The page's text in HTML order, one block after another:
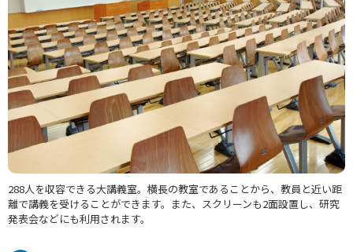
288人を収容できる大講義室。横長の教室であることから、教員と近い距
離で講義を受けることができます。また、スクリーンも2面設置し、研究
発表会などにも利用されます。